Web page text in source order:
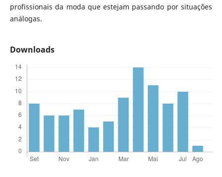
profissionais da moda que estejam passando por situações
análogas.
Downloads